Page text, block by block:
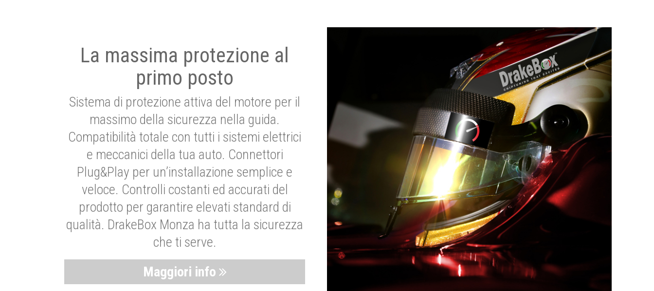
La massima protezione al
primo posto
Sistema di protezione attiva del motore per il
massimo della sicurezza nella guida.
Compatibilità totale con tutti i sistemi elettrici
e meccanici della tua auto. Connettori
Plug&Play per un’installazione semplice e
veloce. Controlli costanti ed accurati del
prodotto per garantire elevati standard di
qualità. DrakeBox Monza ha tutta la sicurezza
che ti serve.
Maggiori info